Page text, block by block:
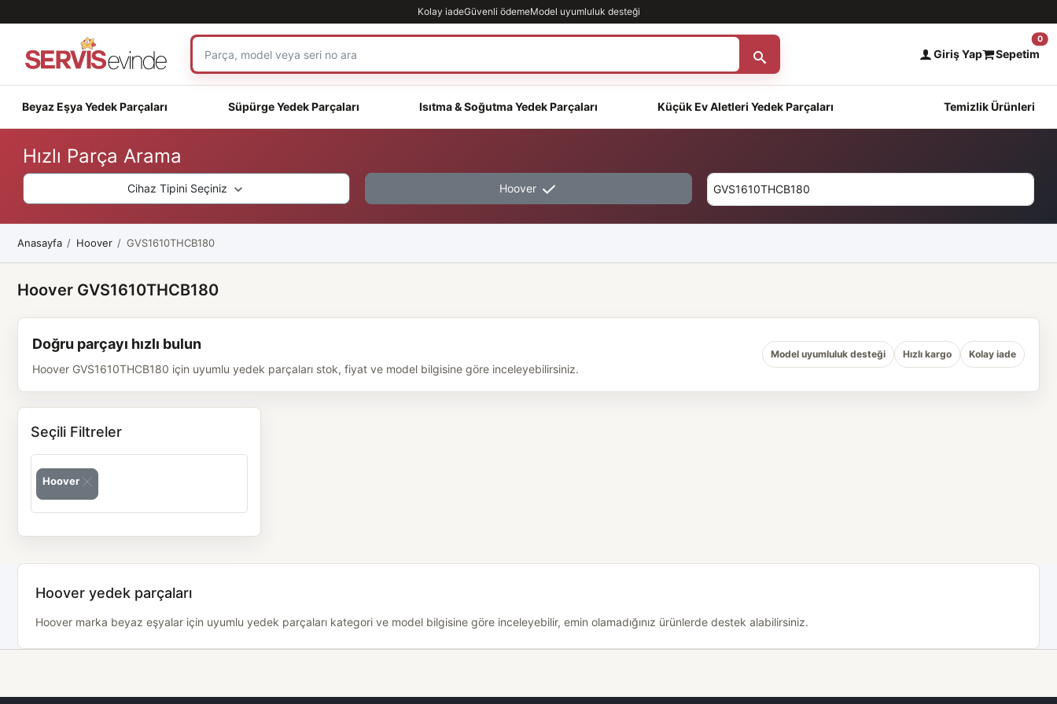
Kolay iadeGüvenli ödemeModel uyumluluk desteği
Giriş Yap Sepetim
0
Beyaz Eşya Yedek Parçaları Süpürge Yedek Parçaları Isıtma & Soğutma Yedek Parçaları Küçük Ev Aletleri Yedek Parçaları Temizlik Ürünleri
Hızlı Parça Arama
Cihaz Tipini Seçiniz Hoover
Anasayfa Hoover GVS1610THCB180
Hoover GVS1610THCB180
Doğru parçayı hızlı bulun
Hoover GVS1610THCB180 için uyumlu yedek parçaları stok, fiyat ve model bilgisine göre inceleyebilirsiniz.
Model uyumluluk desteği Hızlı kargo Kolay iade
Seçili Filtreler
Hoover
Hoover yedek parçaları
Hoover marka beyaz eşyalar için uyumlu yedek parçaları kategori ve model bilgisine göre inceleyebilir, emin olamadığınız ürünlerde destek alabilirsiniz.